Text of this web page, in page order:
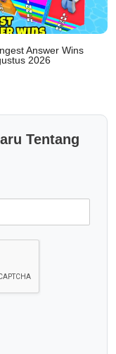
Answer Wins
2026
Tentang